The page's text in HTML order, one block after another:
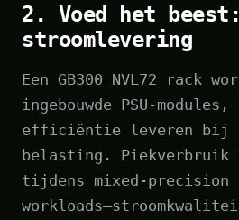
2. Voed het beest:
stroomlevering
Een GB300 NVL72 rack
ingebouwde PSU-
efficiëntie leveren bij
belasting. Piekverbruik
tijdens